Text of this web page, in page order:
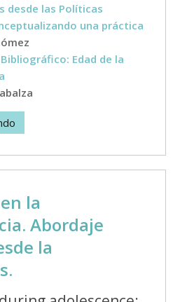
desde las Políticas
una práctica
Edad de la
la
Abordaje
la